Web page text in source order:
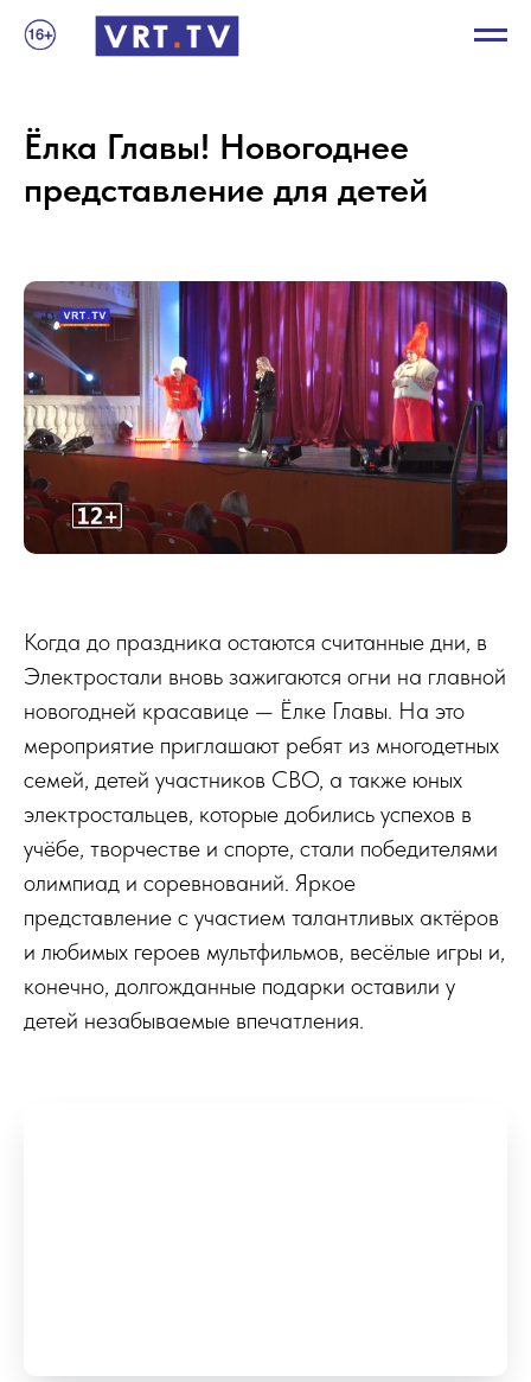
Ёлка Главы! Новогоднее
представление для детей
Когда до праздника остаются считанные дни, в
Электростали вновь зажигаются огни на главной
новогодней красавице — Ёлке Главы. На это
мероприятие приглашают ребят из многодетных
семей, детей участников СВО, а также юных
электростальцев, которые добились успехов в
учёбе, творчестве и спорте, стали победителями
олимпиад и соревнований. Яркое
представление с участием талантливых актёров
и любимых героев мультфильмов, весёлые игры и,
конечно, долгожданные подарки оставили у
детей незабываемые впечатления.